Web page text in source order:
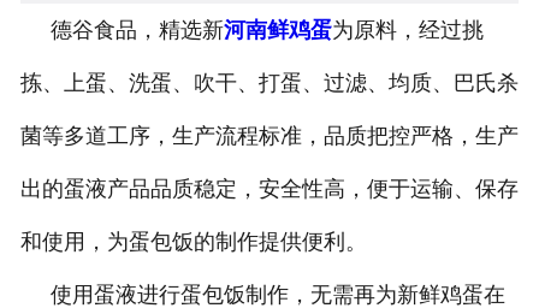
德谷食品，精选新河南鲜鸡蛋为原料，经过挑
拣、上蛋、洗蛋、吹干、打蛋、过滤、均质、巴氏杀
菌等多道工序，生产流程标准，品质把控严格，生产
出的蛋液产品品质稳定，安全性高，便于运输、保存
和使用，为蛋包饭的制作提供便利。
使用蛋液进行蛋包饭制作，无需再为新鲜鸡蛋在